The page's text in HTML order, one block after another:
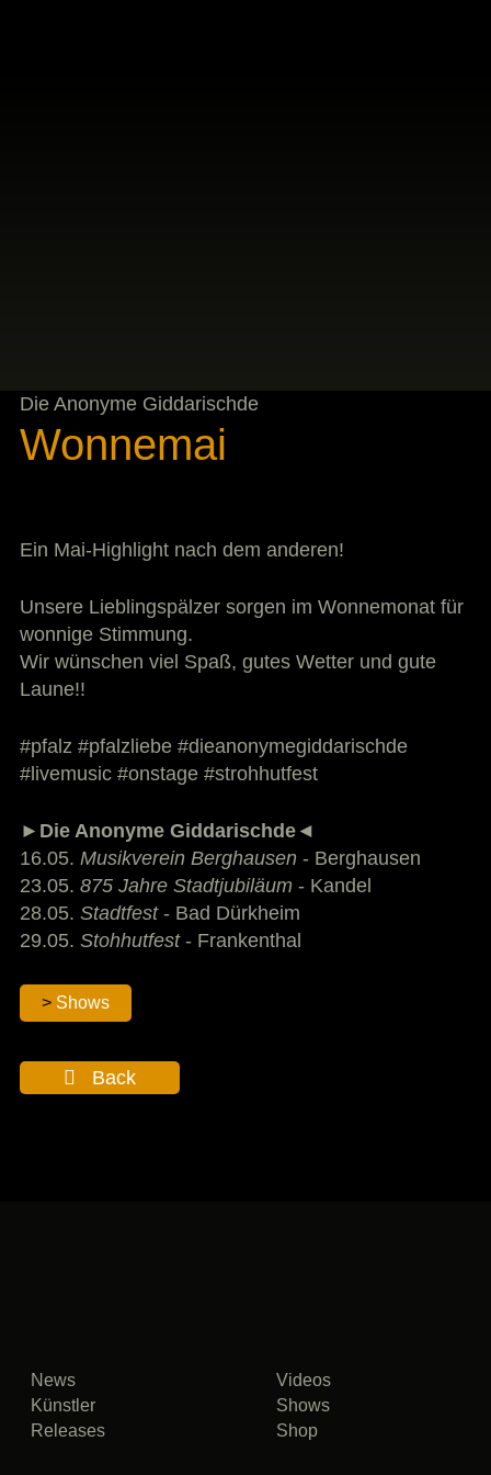
Die Anonyme Giddarischde
Wonnemai
Ein Mai-Highlight nach dem anderen!
Unsere Lieblingspälzer sorgen im Wonnemonat für
wonnige Stimmung.
Wir wünschen viel Spaß, gutes Wetter und gute
Laune!!
#pfalz #pfalzliebe #dieanonymegiddarischde
#livemusic #onstage #strohhutfest
►Die Anonyme Giddarischde◄
16.05. Musikverein Berghausen- Berghausen
23.05. 875 Jahre Stadtjubiläum - Kandel
28.05. Stadtfest- Bad Dürkheim
29.05. Stohhutfest- Frankenthal
Shows
Back
News
Künstler
Releases
Videos
Shows
Shop